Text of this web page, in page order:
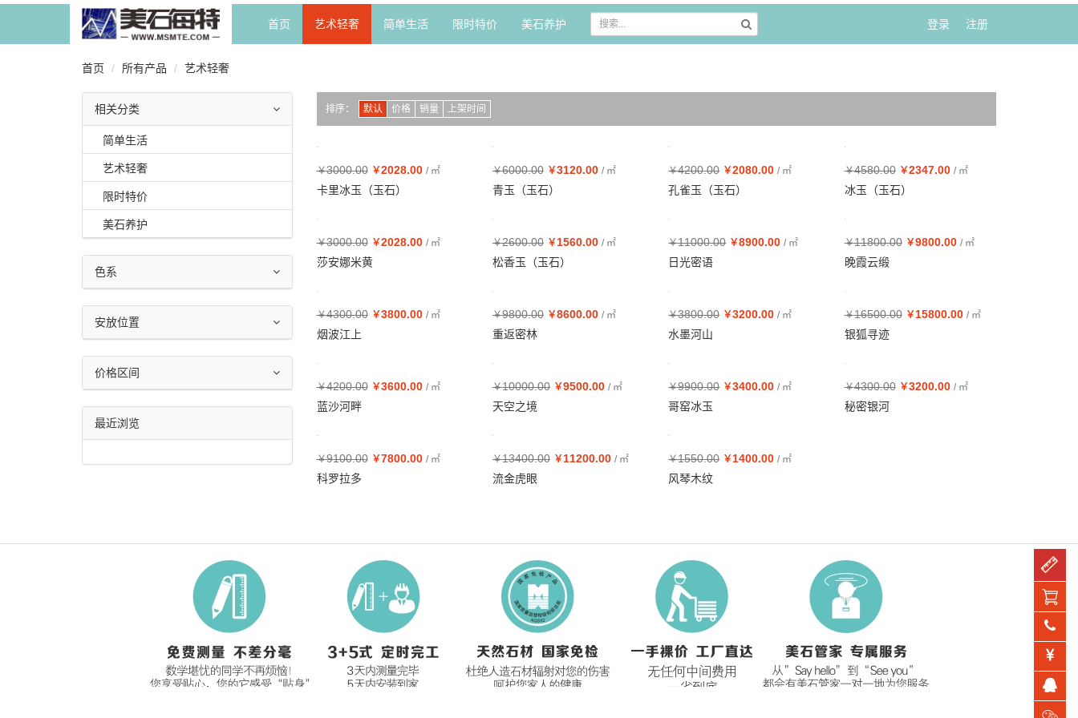
首页 艺术轻奢 简单生活 限时特价 美石养护 登录 注册
首页 所有产品 艺术轻奢
相关分类
简单生活
艺术轻奢
限时特价
美石养护
色系
安放位置
价格区间
最近浏览
排序： 默认 价格 销量 上架时间
￥3000.00 ￥2028.00 / ㎡
卡里冰玉（玉石）
￥6000.00 ￥3120.00 / ㎡
青玉（玉石）
￥4200.00 ￥2080.00 / ㎡
孔雀玉（玉石）
￥4580.00 ￥2347.00 / ㎡
冰玉（玉石）
￥3000.00 ￥2028.00 / ㎡
莎安娜米黄
￥2600.00 ￥ 1560.00 / ㎡
松香玉（玉石）
￥11000.00 ￥8900.00 / ㎡
日光密语
￥11800.00 ￥9800.00 / ㎡
晚霞云缎
￥4300.00 ￥3800.00 / ㎡
烟波江上
￥9800.00 ￥8600.00 / ㎡
重返密林
￥3800.00 ￥3200.00 / ㎡
水墨河山
￥16500.00 ￥ 15800.00 / ㎡
银狐寻迹
￥4200.00 ￥3600.00 / ㎡
蓝沙河畔
￥10000.00 ￥9500.00 / ㎡
天空之境
￥9900.00 ￥3400.00 / ㎡
哥窑冰玉
￥4300.00 ￥3200.00 / ㎡
秘密银河
￥9100.00 ￥7800.00 / ㎡
科罗拉多
￥13400.00 ￥ 11200.00 / ㎡
流金虎眼
￥1550.00 ￥1400.00 / ㎡
风琴木纹